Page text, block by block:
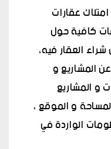
عقارات
كافية حول
العقار فيه،
المشاريع و
و المشاريع
و الموقع ،
الواردة في